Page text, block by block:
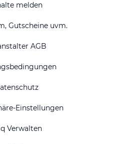
melden
Gutscheine uvm.
AGB
Einstellungen
Verwalten